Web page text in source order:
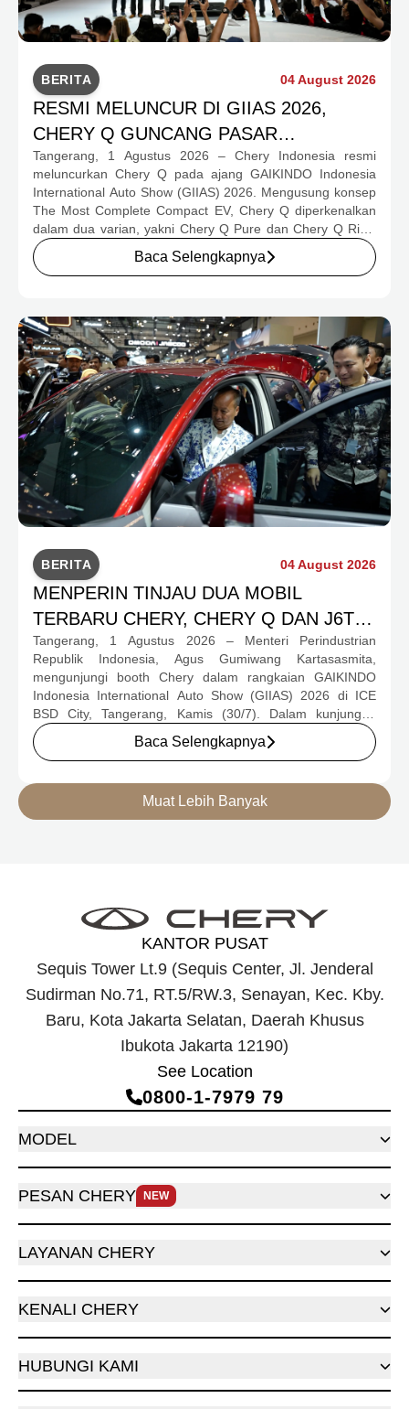
BERITA 04 August 2026
RESMI MELUNCUR DI GIIAS 2026,
CHERY Q GUNCANG PASAR
OTOMOTIF MELALUI HARGA SPESIAL
MULAI RP239,9 JUTA
Tangerang, 1 Agustus 2026 – Chery Indonesia resmi
meluncurkan Chery Q pada ajang GAIKINDO Indonesia
International Auto Show (GIIAS) 2026. Mengusung konsep
The Most Complete Compact EV, Chery Q diperkenalkan
dalam dua varian, yakni Chery Q Pure dan Chery Q Rizz,
untuk mengakomodasi kebutuhan mobilitas serta
preferensi konsumen yang berbeda.
Baca Selengkapnya
BERITA 04 August 2026
MENPERIN TINJAU DUA MOBIL
TERBARU CHERY, CHERY Q DAN J6T
CSH YANG JADI SOROTAN DI GIIAS
2026
Tangerang, 1 Agustus 2026 – Menteri Perindustrian
Republik Indonesia, Agus Gumiwang Kartasasmita,
mengunjungi booth Chery dalam rangkaian GAIKINDO
Indonesia International Auto Show (GIIAS) 2026 di ICE
BSD City, Tangerang, Kamis (30/7). Dalam kunjungan
tersebut, Menteri Perindustrian meninjau dua produk
elektrifikasi terbaru Chery, yakni Chery Q, compact EV
berteknologi Range-Extended Electric Vehicle (REEV) yang
dirancang untuk mendukung perjalanan jarak jauh.
Baca Selengkapnya
Muat Lebih Banyak
KANTOR PUSAT
Sequis Tower Lt.9 (Sequis Center, Jl. Jenderal
Sudirman No.71, RT.5/RW.3, Senayan, Kec. Kby.
Baru, Kota Jakarta Selatan, Daerah Khusus
Ibukota Jakarta 12190)
See Location
0800‑1‑7979 79
MODEL
PESAN CHERY NEW
LAYANAN CHERY
KENALI CHERY
HUBUNGI KAMI